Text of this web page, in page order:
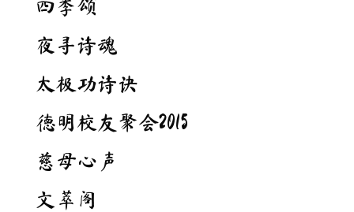
四季颂
夜寻诗魂
太极功诗诀
德明校友聚会2015
慈母心声
文萃阁